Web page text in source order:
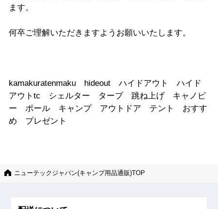
ます。
何卒ご理解いただきますようお願いいたします。
kamakuratenmaku hideout ハイドアウト ハイド
アウトtc シェルター タープ 跳ね上げ キャノピ
ー ポール キャンプ アウトドア テント おすす
め プレゼント
ニューテックジャパン(キャンプ用品通販)TOP